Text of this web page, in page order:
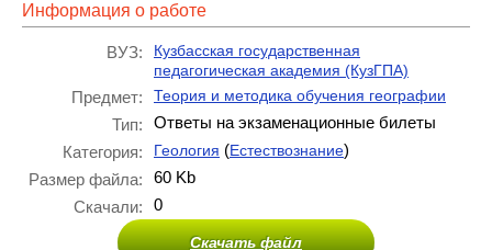
Информация о работе
ВУЗ:
Кузбасская государственная
педагогическая академия (КузГПА)
Предмет: Теория и методика обучения географии
Тип:
Ответы на экзаменационные билеты
Категория:
Геология (Естествознание)
Размер файла:
60 Kb
Скачали:
0
Скачать файл